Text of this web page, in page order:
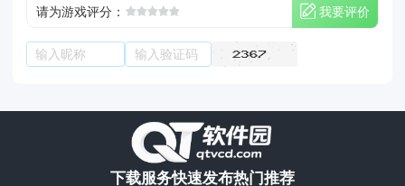
请为游戏评分：
我要评价
下载服务快速发布热门推荐